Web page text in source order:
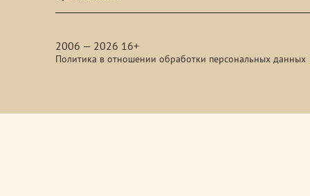
2006 — 2026 16+
Политика в отношении обработки персональных данных